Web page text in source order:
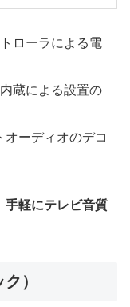
ローラによる電
蔵による設置の
オーディオのデコ
手軽にテレビ音質
）